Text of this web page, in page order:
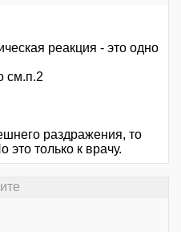
реакция - это одно
см.п.2
раздражения, то
это только к врачу.